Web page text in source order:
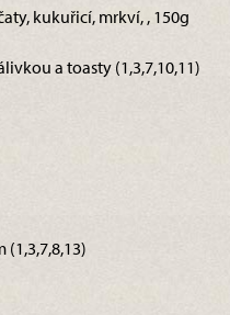
kukuřicí, mrkví, , 150g
a toasty (1,3,7,10,11)